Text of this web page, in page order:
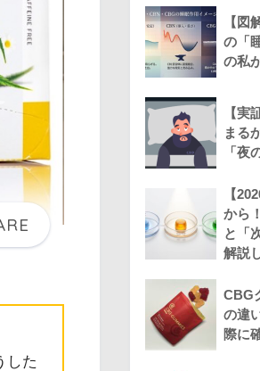
した
【図
の「
の私
【実
まる
「夜
【
から
と「
解説
CBG
の違
際に